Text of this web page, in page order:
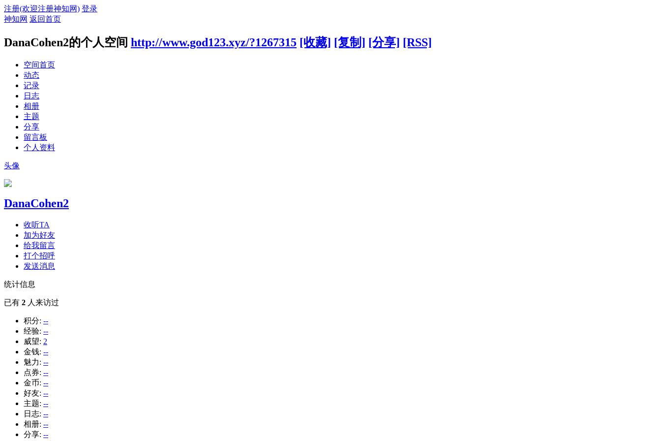
注册(欢迎注册神知网) 登录
神知网 返回首页
DanaCohen2的个人空间 http://www.god123.xyz/?1267315 [收藏] [复制] [分享] [RSS]
空间首页
动态
记录
日志
相册
主题
分享
留言板
个人资料
头像
DanaCohen2
收听TA
加为好友
给我留言
打个招呼
发送消息
统计信息
已有 2 人来访过
积分: --
经验: --
威望: 2
金钱: --
魅力: --
点券: --
金币: --
好友: --
主题: --
日志: --
相册: --
分享: --